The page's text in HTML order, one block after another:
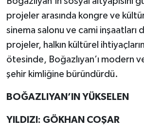
projeler arasında kongre ve
sinema salonu ve cami inşaatları
projeler, halkın kültürel
ötesinde, Boğazlıyan’ı modern
şehir kimliğine büründürdü.
BOĞAZLIYAN’IN YÜKSELEN
YILDIZI: GÖKHAN COŞAR